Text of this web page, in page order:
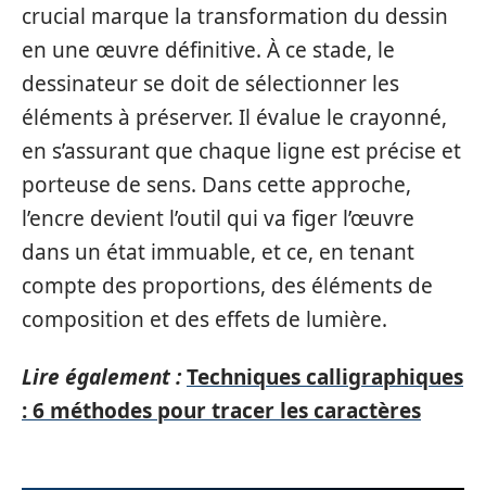
crucial marque la transformation du dessin
en une œuvre définitive. À ce stade, le
dessinateur se doit de sélectionner les
éléments à préserver. Il évalue le crayonné,
en s’assurant que chaque ligne est précise et
porteuse de sens. Dans cette approche,
l’encre devient l’outil qui va figer l’œuvre
dans un état immuable, et ce, en tenant
compte des proportions, des éléments de
composition et des effets de lumière.
Lire également :Techniques calligraphiques
: 6 méthodes pour tracer les caractères